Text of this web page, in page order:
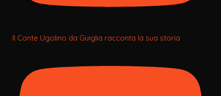
Il Conte Ugolino da Guiglia racconta la sua storia